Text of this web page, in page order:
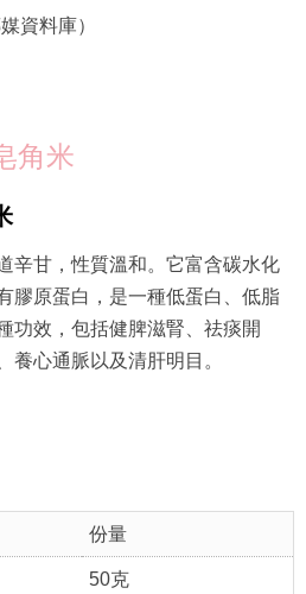
資料庫）
角米
辛甘，性質溫和。它富含碳水化
膠原蛋白，是一種低蛋白、低脂
功效，包括健脾滋腎、祛痰開
養心通脈以及清肝明目。
份量
50克